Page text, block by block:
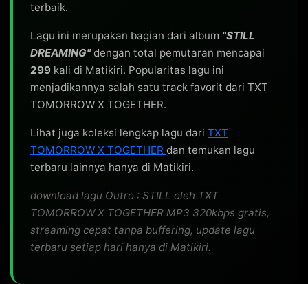
terbaik.
Lagu ini merupakan bagian dari album "STILL
DREAMING"dengan total pemutaran mencapai
299 kali di Matikiri. Popularitas lagu ini
menjadikannya salah satu track favorit dari TXT
TOMORROW X TOGETHER.
Lihat juga koleksi lengkap lagu dari TXT
TOMORROW X TOGETHER dan temukan lagu
terbaru lainnya hanya di Matikiri.
download lagu Outro : STILL oleh TXT
TOMORROW X TOGETHER MP3 320kbps gratis,
streaming cepat tanpa buffering, update lagu
terbaru setiap hari hanya di Matikiri.